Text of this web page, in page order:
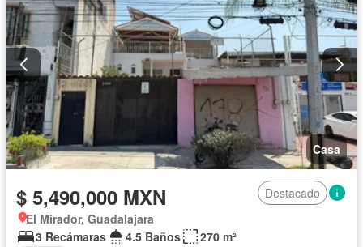
Casa
$ 5,490,000 MXN
Destacado
El Mirador, Guadalajara
3 Recámaras
4.5 Baños
270 m²